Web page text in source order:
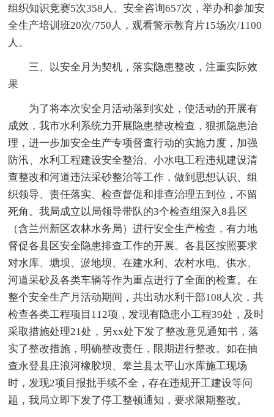
组织知识竞赛5次358人、安全咨询657次，举办和参加安
全生产培训班20次/750人，观看警示教育片15场次/1100
人。
三、以安全月为契机，落实隐患整改，注重实际效
果
为了将本次安全月活动落到实处，使活动的开展有
成效，我市水利系统力开展隐患整改检查，狠抓隐患治
理，进一步加安全生产专项督查行动的实施力度，加强
防汛、水利工程建设安全整治、小水电工程违规建设清
查整改和河道违法采砂整治等工作，做到思想认识、组
织领导、责任落实、检查督促和排查治理五到位，不留
死角。我局成立以局领导带队的3个检查组深入8县区
（含兰州新区农林水务局）进行安全生产检查，有力地
督促各县区安全隐患排查工作的开展。各县区按照要求
对水库、塘坝、淤地坝、在建水利、农村水电、供水、
河道采砂及各类车辆等作为重点进行了全面的检查。在
整个安全生产月活动期间，共出动水利干部108人次，共
检查各类工程项目112项，发现有隐患小工程39处，及时
采取措施处理21处，另xx处下发了整改意见通知书，落
实了整改措施，明确整改责任，限期进行整改。如在抽
查永登县庄浪河橡胶坝、皋兰县太平山水库施工现场
时，发现2项目报批手续不全，存在违规开工建设等问
题，我局立即下发了停工整顿通知，要求限期整改。